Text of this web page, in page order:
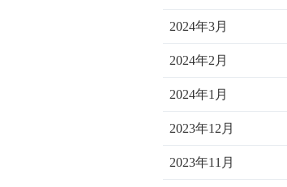
2024年3月
2024年2月
2024年1月
2023年12月
2023年11月